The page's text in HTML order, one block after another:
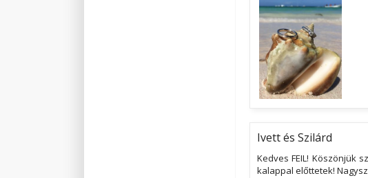
Ivett és Szilárd
Kedves FEIL! Köszönjük
kalappal előttetek!